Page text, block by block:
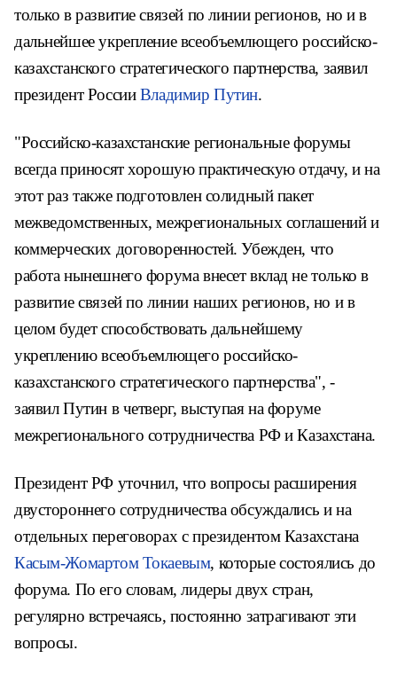
только в развитие связей по линии регионов, но и в
дальнейшее укрепление всеобъемлющего российско-
казахстанского стратегического партнерства, заявил
президент РоссииВладимир Путин.
"Российско-казахстанские региональные форумы
всегда приносят хорошую практическую отдачу, и на
этот раз также подготовлен солидный пакет
межведомственных, межрегиональных соглашений и
коммерческих договоренностей. Убежден, что
работа нынешнего форума внесет вклад не только в
развитие связей по линии наших регионов, но и в
целом будет способствовать дальнейшему
укреплению всеобъемлющего российско-
казахстанского стратегического партнерства", -
заявил Путин в четверг, выступая на форуме
межрегионального сотрудничества РФ и Казахстана.
Президент РФ уточнил, что вопросы расширения
двустороннего сотрудничества обсуждались и на
отдельных переговорах с президентом Казахстана
Касым-Жомартом Токаевым, которые состоялись до
форума. По его словам, лидеры двух стран,
регулярно встречаясь, постоянно затрагивают эти
вопросы.